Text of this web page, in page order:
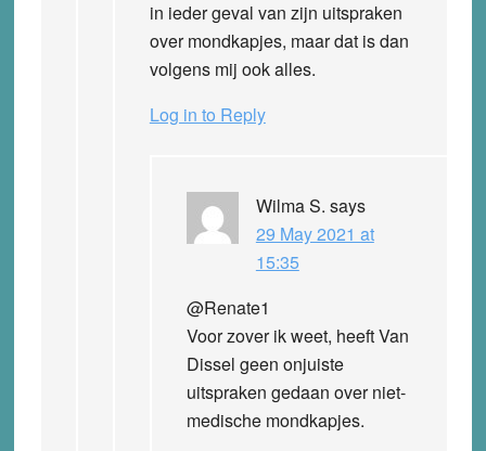
in ieder geval van zijn uitspraken
over mondkapjes, maar dat is dan
volgens mij ook alles.
Log in to Reply
Wilma S. says
29 May 2021 at
15:35
@Renate1
Voor zover ik weet, heeft Van
Dissel geen onjuiste
uitspraken gedaan over niet-
medische mondkapjes.